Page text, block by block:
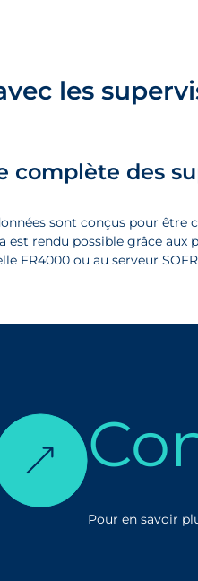
les
complète des
sont conçus pour
rendu possible grâce aux
FR4000 ou au serveur
Pour en savoir